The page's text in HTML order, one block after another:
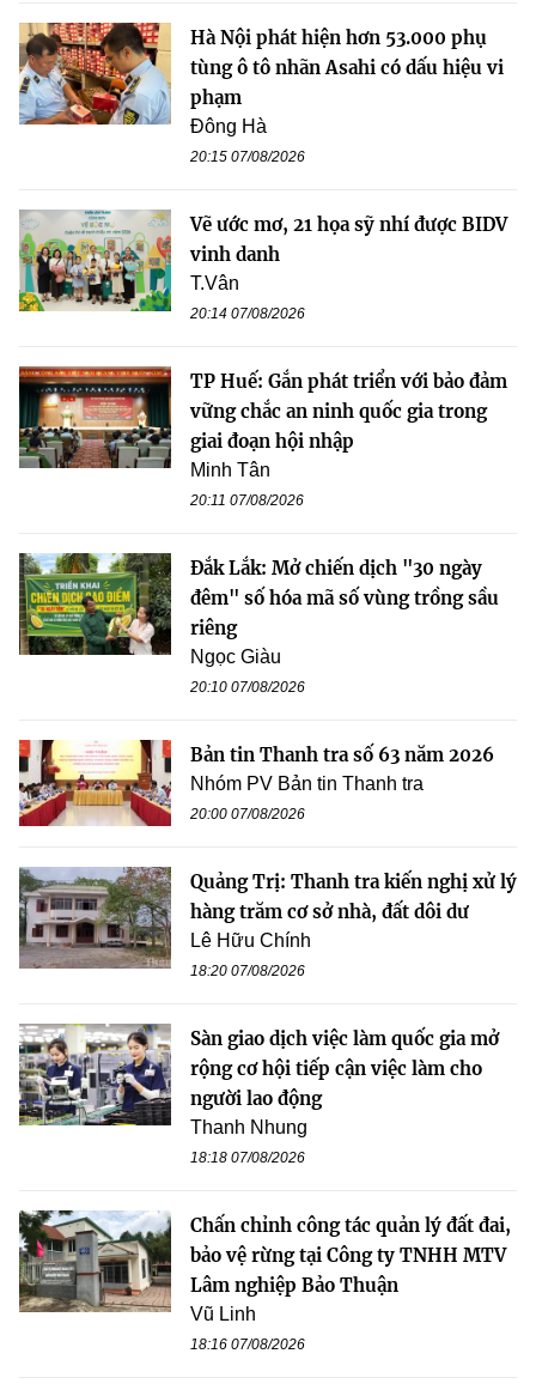
Hà Nội phát hiện hơn 53.000 phụ
tùng ô tô nhãn Asahi có dấu hiệu vi
phạm
Đông Hà
20:15 07/08/2026
Vẽ ước mơ, 21 họa sỹ nhí được BIDV
vinh danh
T.Vân
20:14 07/08/2026
TP Huế: Gắn phát triển với bảo đảm
vững chắc an ninh quốc gia trong
giai đoạn hội nhập
Minh Tân
20:11 07/08/2026
Đắk Lắk: Mở chiến dịch "30 ngày
đêm" số hóa mã số vùng trồng sầu
riêng
Ngọc Giàu
20:10 07/08/2026
Bản tin Thanh tra số 63 năm 2026
Nhóm PV Bản tin Thanh tra
20:00 07/08/2026
Quảng Trị: Thanh tra kiến nghị xử lý
hàng trăm cơ sở nhà, đất dôi dư
Lê Hữu Chính
18:20 07/08/2026
Sàn giao dịch việc làm quốc gia mở
rộng cơ hội tiếp cận việc làm cho
người lao động
Thanh Nhung
18:18 07/08/2026
Chấn chỉnh công tác quản lý đất đai,
bảo vệ rừng tại Công ty TNHH MTV
Lâm nghiệp Bảo Thuận
Vũ Linh
18:16 07/08/2026